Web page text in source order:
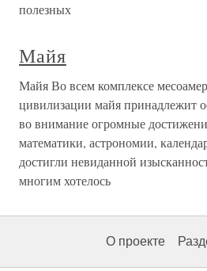
полезных
Майя
Майя Во всем комплексе
цивилизации майя принадлежит
во внимание огромные
математики, астрономии,
достигли невиданной
многим хотелось
О проекте